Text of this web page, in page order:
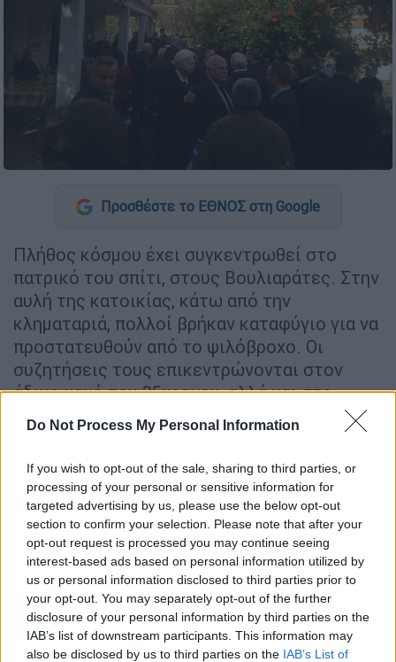
Do Not Process My Personal Information
If you wish to opt-out of the sale, sharing to third parties, or
processing of your personal or sensitive information for
targeted advertising by us, please use the below opt-out
section to confirm your selection. Please note that after your
opt-out request is processed you may continue seeing
interest-based ads based on personal information utilized by
us or personal information disclosed to third parties prior to
your opt-out. You may separately opt-out of the further
disclosure of your personal information by third parties on the
IAB’s list of downstream participants. This information may
also be disclosed by us to third parties on the IAB’s List of
Προσθέστε το ΕΘΝΟΣ στη Google
Πλήθος κόσμου έχει συγκεντρωθεί στο
πατρικό του σπίτι, στους Βουλιαράτες. Στην
αυλή της κατοικίας, κάτω από την
κληματαριά, πολλοί βρήκαν καταφύγιο για να
προστατευθούν από το ψιλόβροχο. Οι
συζητήσεις τους επικεντρώνονται στον
άδικο χαμό του 35χρονου, αλλά και στο
μέλλον της μειονότητας.
του Κωνσταντίνου Κατσίφα, είναι γεμάτος
κόσμο. Λεωφορεία από την Ελλάδα φτάνουν
συνεχώς στους Βουλιαράτες και η πλατεία
αλλά και ο χώρος κοντά στο νεκροταφείο
ολοένα και γεμίζουν με περισσότερο κόσμο.
Η καμπάνα στο ναό του Αγίου Αθανασίου,
όπου θα γίνει η νεκρώσιμη ακολουθία,
χτυπάει πένθιμα.